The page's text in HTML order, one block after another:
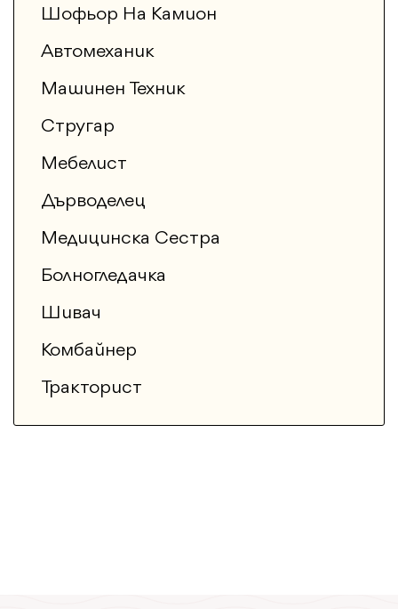
Шофьор На Камион
Автомеханик
Машинен Техник
Стругар
Мебелист
Дърводелец
Медицинска Сестра
Болногледачка
Шивач
Комбайнер
Тракторист